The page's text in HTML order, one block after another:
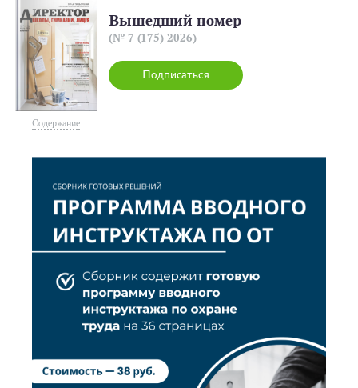
Содержание
Подписаться
Вышедший номер
(№ 7 (175) 2026)